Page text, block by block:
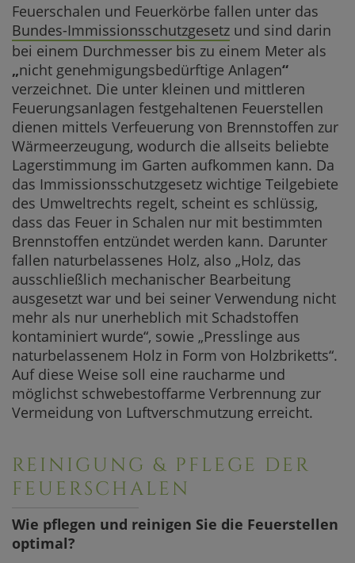
Feuerschalen und Feuerkörbe fallen unter das
Bundes-Immissionsschutzgesetz und sind darin
bei einem Durchmesser bis zu einem Meter als
„nicht genehmigungsbedürftige Anlagen“
verzeichnet. Die unter kleinen und mittleren
Feuerungsanlagen festgehaltenen Feuerstellen
dienen mittels Verfeuerung von Brennstoffen zur
Wärmeerzeugung, wodurch die allseits beliebte
Lagerstimmung im Garten aufkommen kann. Da
das Immissionsschutzgesetz wichtige Teilgebiete
des Umweltrechts regelt, scheint es schlüssig,
dass das Feuer in Schalen nur mit bestimmten
Brennstoffen entzündet werden kann. Darunter
fallen naturbelassenes Holz, also „Holz, das
ausschließlich mechanischer Bearbeitung
ausgesetzt war und bei seiner Verwendung nicht
mehr als nur unerheblich mit Schadstoffen
kontaminiert wurde“, sowie „Presslinge aus
naturbelassenem Holz in Form von Holzbriketts“.
Auf diese Weise soll eine raucharme und
möglichst schwebestoffarme Verbrennung zur
Vermeidung von Luftverschmutzung erreicht.
REINIGUNG & PFLEGE DER
FEUERSCHALEN
Wie pflegen und reinigen Sie die Feuerstellen
optimal?